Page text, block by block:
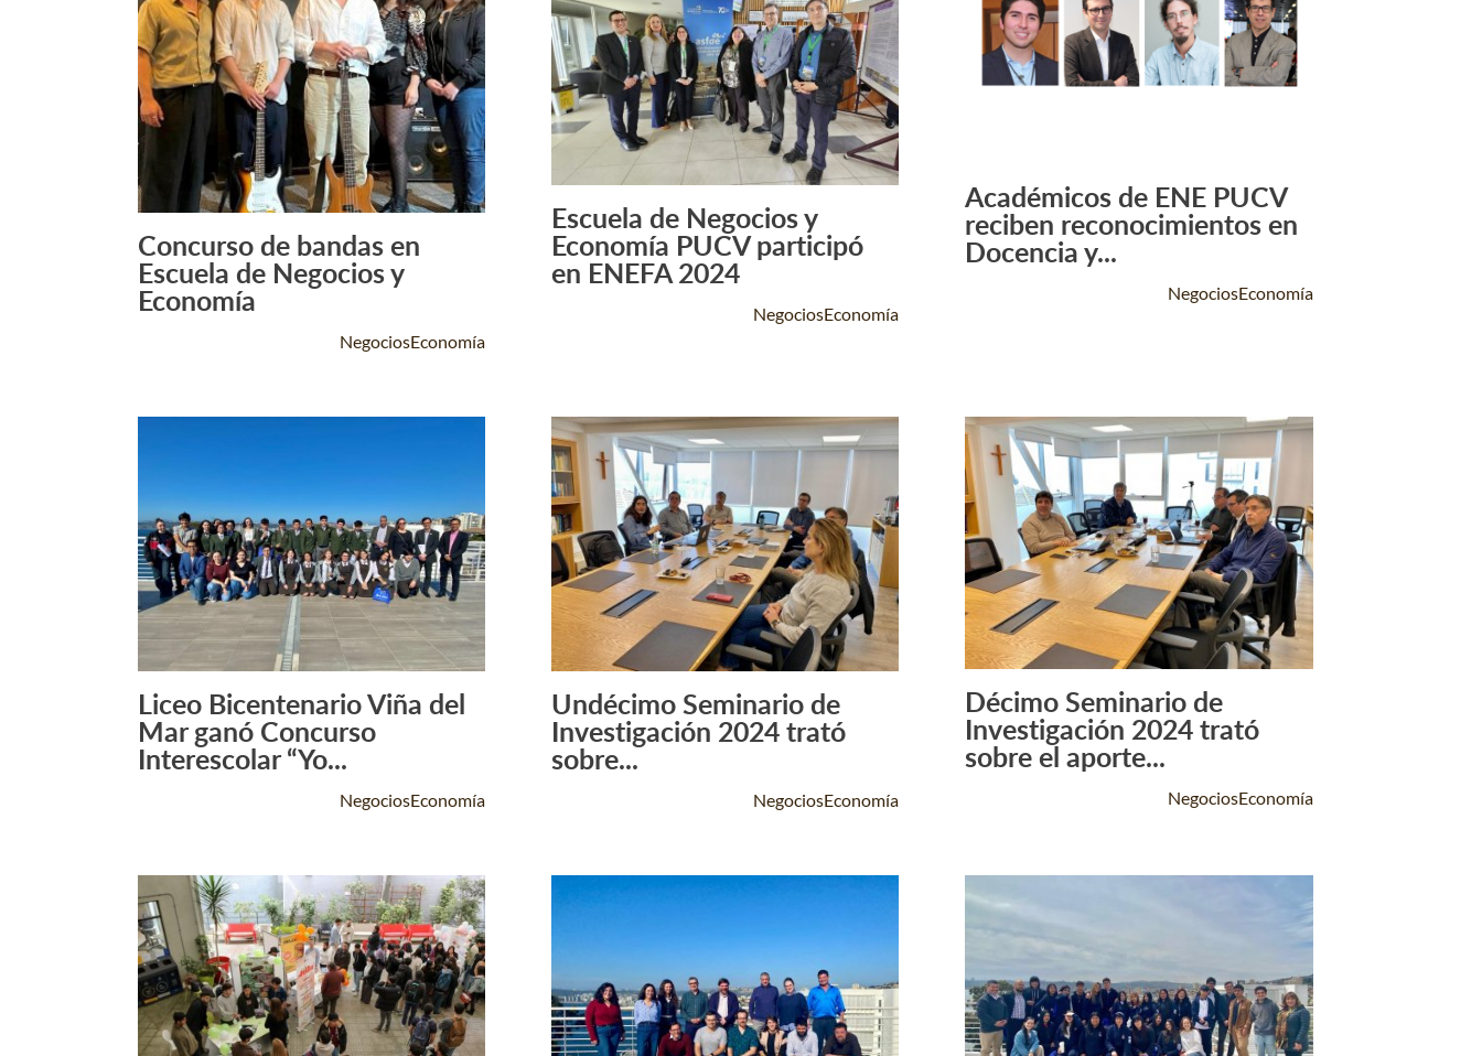
Leer Más +
Concurso de bandas en
Escuela de Negocios y
Economía
NegociosEconomía
Leer Más +
Escuela de Negocios y
Economía PUCV participó
en ENEFA 2024
NegociosEconomía
Leer Más +
Académicos de ENE PUCV
reciben reconocimientos en
Docencia y...
NegociosEconomía
Leer Más +
Liceo Bicentenario Viña del
Mar ganó Concurso
Interescolar “Yo...
NegociosEconomía
Leer Más +
Undécimo Seminario de
Investigación 2024 trató
sobre...
NegociosEconomía
Leer Más +
Décimo Seminario de
Investigación 2024 trató
sobre el aporte...
NegociosEconomía